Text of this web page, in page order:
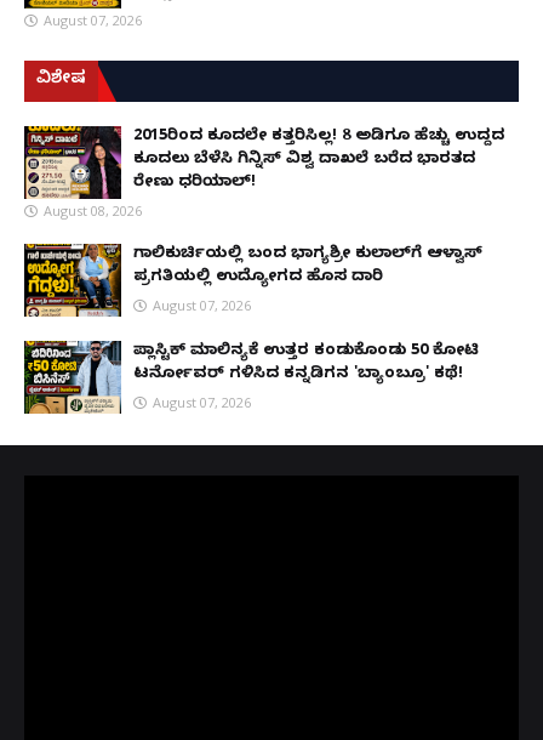
August 07, 2026
ವಿಶೇಷ
2015ರಿಂದ ಕೂದಲೇ ಕತ್ತರಿಸಿಲ್ಲ! 8 ಅಡಿಗೂ ಹೆಚ್ಚು ಉದ್ದದ
ಕೂದಲು ಬೆಳೆಸಿ ಗಿನ್ನಿಸ್ ವಿಶ್ವ ದಾಖಲೆ ಬರೆದ ಭಾರತದ
ರೇಣು ಧರಿಯಾಲ್!
August 08, 2026
ಗಾಲಿಕುರ್ಚಿಯಲ್ಲಿ ಬಂದ ಭಾಗ್ಯಶ್ರೀ ಕುಲಾಲ್‌ಗೆ ಆಳ್ವಾಸ್
ಪ್ರಗತಿಯಲ್ಲಿ ಉದ್ಯೋಗದ ಹೊಸ ದಾರಿ
August 07, 2026
ಪ್ಲಾಸ್ಟಿಕ್ ಮಾಲಿನ್ಯಕ್ಕೆ ಉತ್ತರ ಕಂಡುಕೊಂಡು ₹50 ಕೋಟಿ
ಟರ್ನೋವರ್ ಗಳಿಸಿದ ಕನ್ನಡಿಗನ 'ಬ್ಯಾಂಬ್ರೂ' ಕಥೆ!
August 07, 2026